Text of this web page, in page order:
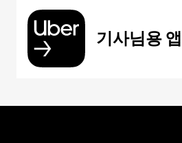
기사님용